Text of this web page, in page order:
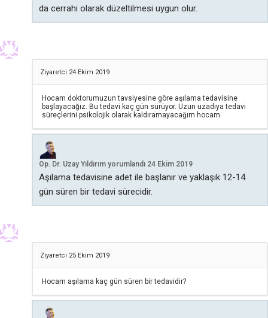
da cerrahi olarak düzeltilmesi uygun olur.
Ziyaretci 24 Ekim 2019
Hocam doktorumuzun tavsiyesine göre aşılama tedavisine
başlayacağız. Bu tedavi kaç gün sürüyor. Uzun uzadıya tedavi
süreçlerini psikolojik olarak kaldıramayacağım hocam.
Op. Dr. Uzay Yıldırım yorumlandı 24 Ekim 2019
Aşılama tedavisine adet ile başlanır ve yaklaşık 12-14
gün süren bir tedavi sürecidir.
Ziyaretci 25 Ekim 2019
Hocam aşılama kaç gün süren bir tedavidir?